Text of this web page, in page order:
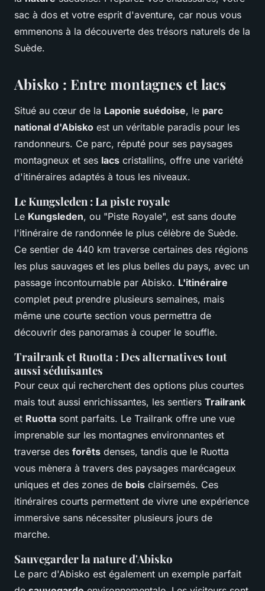
sac à dos et votre esprit d'aventure, car nous vous
emmenons à la découverte des trésors naturels de la
Suède.
Abisko : Entre montagnes et lacs
Situé au cœur de la Laponie suédoise, le parc
national d'Abisko est un véritable paradis pour les
randonneurs. Ce parc, réputé pour ses paysages
montagneux et ses lacs cristallins, offre une variété
d'itinéraires adaptés à tous les niveaux.
Le Kungsleden : La piste royale
Le Kungsleden, ou "Piste Royale", est sans doute
l'itinéraire de randonnée le plus célèbre de Suède.
Ce sentier de 440 km traverse certaines des régions
les plus sauvages et les plus belles du pays, avec un
passage incontournable par Abisko. L'itinéraire
complet peut prendre plusieurs semaines, mais
même une courte section vous permettra de
découvrir des panoramas à couper le souffle.
Trailrank et Ruotta : Des alternatives tout
aussi séduisantes
Pour ceux qui recherchent des options plus courtes
mais tout aussi enrichissantes, les sentiers Trailrank
et Ruotta sont parfaits. Le Trailrank offre une vue
imprenable sur les montagnes environnantes et
traverse des forêts denses, tandis que le Ruotta
vous mènera à travers des paysages marécageux
uniques et des zones de bois clairsemés. Ces
itinéraires courts permettent de vivre une expérience
immersive sans nécessiter plusieurs jours de
marche.
Sauvegarder la nature d'Abisko
Le parc d'Abisko est également un exemple parfait